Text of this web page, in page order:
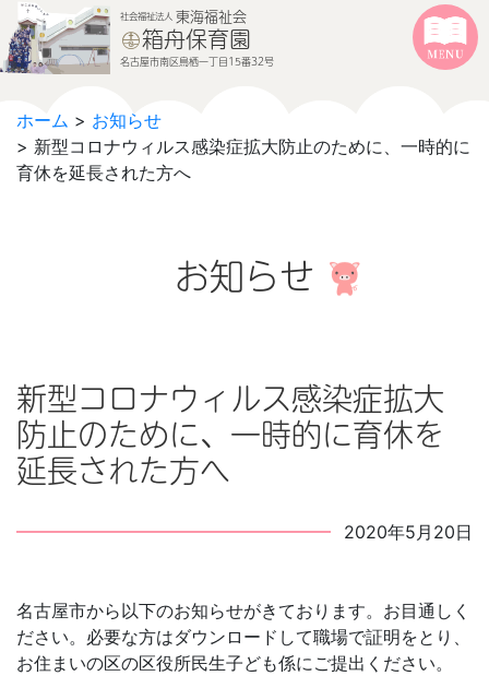
本文へジャンプする
メニューへジャンプする
社会福祉法人 東海福祉会
箱舟保育園
名古屋市南区鳥栖一丁目15番32号
ホーム > お知らせ
> 新型コロナウィルス感染症拡大防止のために、一時的に
育休を延長された方へ
お知らせ
新型コロナウィルス感染症拡大
防止のために、一時的に育休を
延長された方へ
2020年5月20日
名古屋市から以下のお知らせがきております。お目通しく
ださい。必要な方はダウンロードして職場で証明をとり、
お住まいの区の区役所民生子ども係にご提出ください。